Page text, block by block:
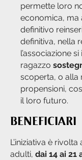
permette loro
economica, ma
definitivo
definitiva, nella
l’associazione
ragazzo
scoperta, o alla
propensioni,
il loro futuro.
BENEFICIARI
L’iniziativa è
adulti, dai 14 ai 21